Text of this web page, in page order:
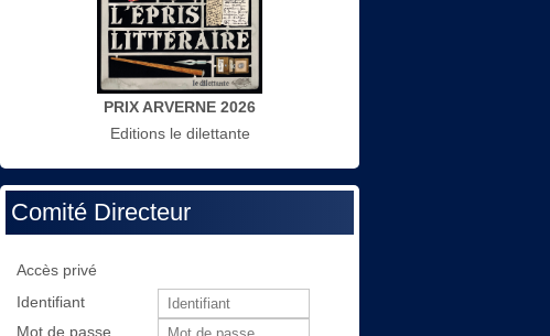
PRIX ARVERNE 2026
Editions le dilettante
Comité Directeur
Accès privé
Identifiant
Mot de passe